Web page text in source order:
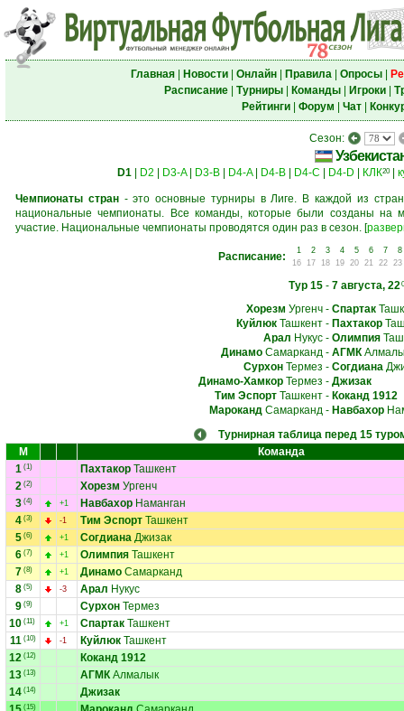
Главная| Новости| Онлайн| Правила| Опросы|
Расписание| Турниры| Команды| Игроки|
Рейтинги| Форум Чат|
Сезон:
D1| D2 D3-A| D3-B| D4-A| D4-B| D4-C D4-D КЛК20|
Чемпионаты стран- это основные турниры в Лиге. В каждой из
национальные чемпионаты. Все команды, которые были созданы на
участие. Национальные чемпионаты проводятся один раз в сезон. [
Расписание: 1 2 3 4 5 6 7
8
16
17 18 19 20 21 22 23
Тур 15- 7 августа, 22
Хорезм Ургенч- Спартак
КуйлюкТашкент- Пахтакор
Арал Нукус- Олимпия
ДинамоСамарканд- АГМК
СурхонТермез - Согдиана
Динамо-ХамкорТермез - Джизак
Тим ЭспортТашкент- Коканд 1912
МарокандСамарканд- Навбахор
Турнирная таблица перед 15
М
Команда
1 (1) Пахтакор Ташкент
2 (2) Хорезм Ургенч
3 (4) +1 Навбахор Наманган
4 (3) -1 Тим Эспорт Ташкент
5 (6) +1 Согдиана Джизак
6 (7) +1 Олимпия Ташкент
7 (8) +1 Динамо Самарканд
8 (5) -3 Арал Нукус
9 (9) Сурхон Термез
10 (11) +1 Спартак Ташкент
11 (10) -1 Куйлюк Ташкент
12 (12)
Коканд 1912
13 (13) АГМК Алмалык
14 (14)
Джизак
(15)